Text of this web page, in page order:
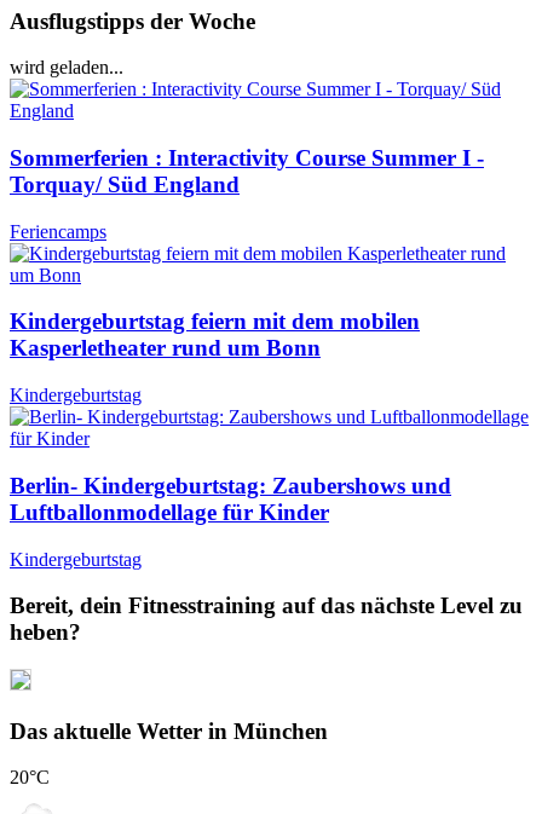
Ausflugstipps der Woche
wird geladen...
Sommerferien : Interactivity Course Summer I -
Torquay/ Süd England
Feriencamps
Kindergeburtstag feiern mit dem mobilen
Kasperletheater rund um Bonn
Kindergeburtstag
Berlin- Kindergeburtstag: Zaubershows und
Luftballonmodellage für Kinder
Kindergeburtstag
Bereit, dein Fitnesstraining auf das nächste Level zu
heben?
Das aktuelle Wetter in München
20°C